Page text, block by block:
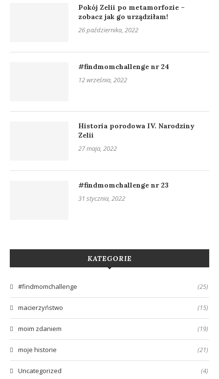
Pokój Zelii po metamorfozie –
zobacz jak go urządziłam!
26 października, 2022
#findmomchallenge nr 24
12 września, 2022
Historia porodowa IV. Narodziny
Zelii
27 maja, 2022
#findmomchallenge nr 23
31 stycznia, 2022
KATEGORIE
#findmomchallenge (25)
macierzyństwo (15)
moim zdaniem (19)
moje historie (21)
Uncategorized (4)